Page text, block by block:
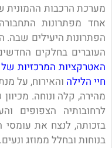
אחד מפתרונות
הפתרונות היעילים שבה.
העוברים בחלקים
האטרקציות המרכזיות
חיי הלילה והאירוח, על
מהירה, קלה ונוחה.
לרחובותיה הצפופים
בזכותה, לנצח את עומסי
בנוחות ובחלל ממוזג ונעים.